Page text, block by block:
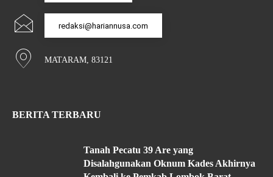
redaksi@hariannusa.com
MATARAM, 83121
BERITA TERBARU
Tanah Pecatu 39 Are yang
Disalahgunakan Oknum Kades Akhirnya